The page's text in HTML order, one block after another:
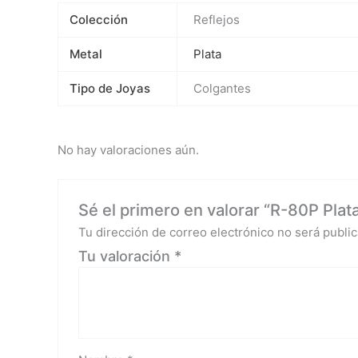
Colección Reflejos
Metal Plata
Tipo de Joyas Colgantes
No hay valoraciones aún.
Sé el primero en valorar “R-80P
Tu dirección de correo electrónico no será
Tu valoración *